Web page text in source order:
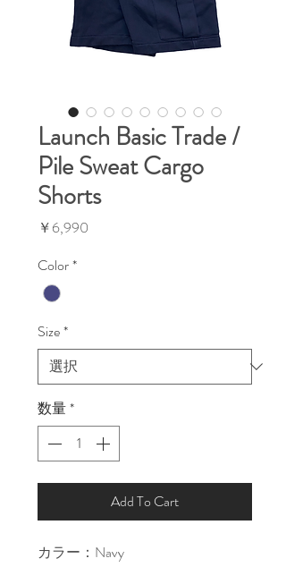
Launch Basic Trade /
Pile Sweat Cargo
Shorts
￥6,990
Color*
Size*
数量*
Add To Cart
カラー：Navy